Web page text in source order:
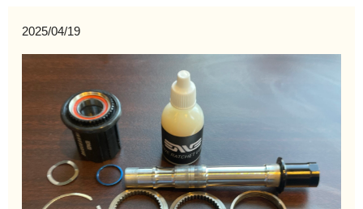
2025/04/19